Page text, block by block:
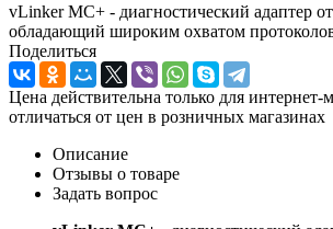
vLinker MC+ - диагностический адаптер
обладающий широким охватом
Поделиться
Цена действительна только для интернет-
отличаться от цен в розничных магазинах
Описание
Отзывы о товаре
Задать вопрос